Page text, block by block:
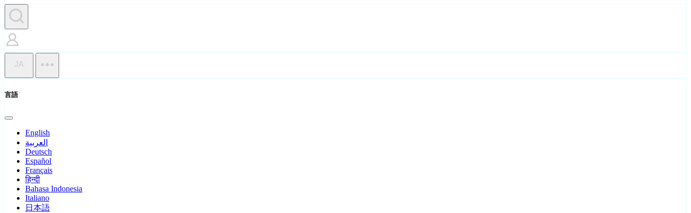
JA
言語
English
العربية
Deutsch
Español
Français
हिन्दी
Bahasa Indonesia
Italiano
日本語